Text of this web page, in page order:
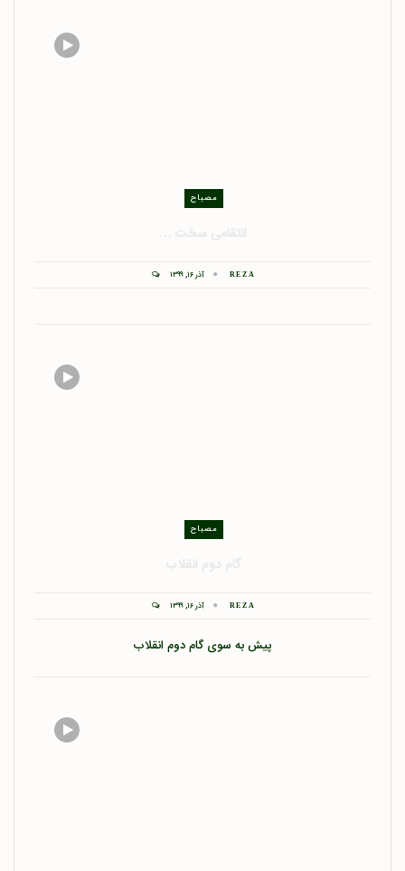
مصباح
REZA آذر ۱۶, ۱۳۹۹
مصباح
REZA آذر ۱۶, ۱۳۹۹
پیش به سوی گام دوم انقلاب